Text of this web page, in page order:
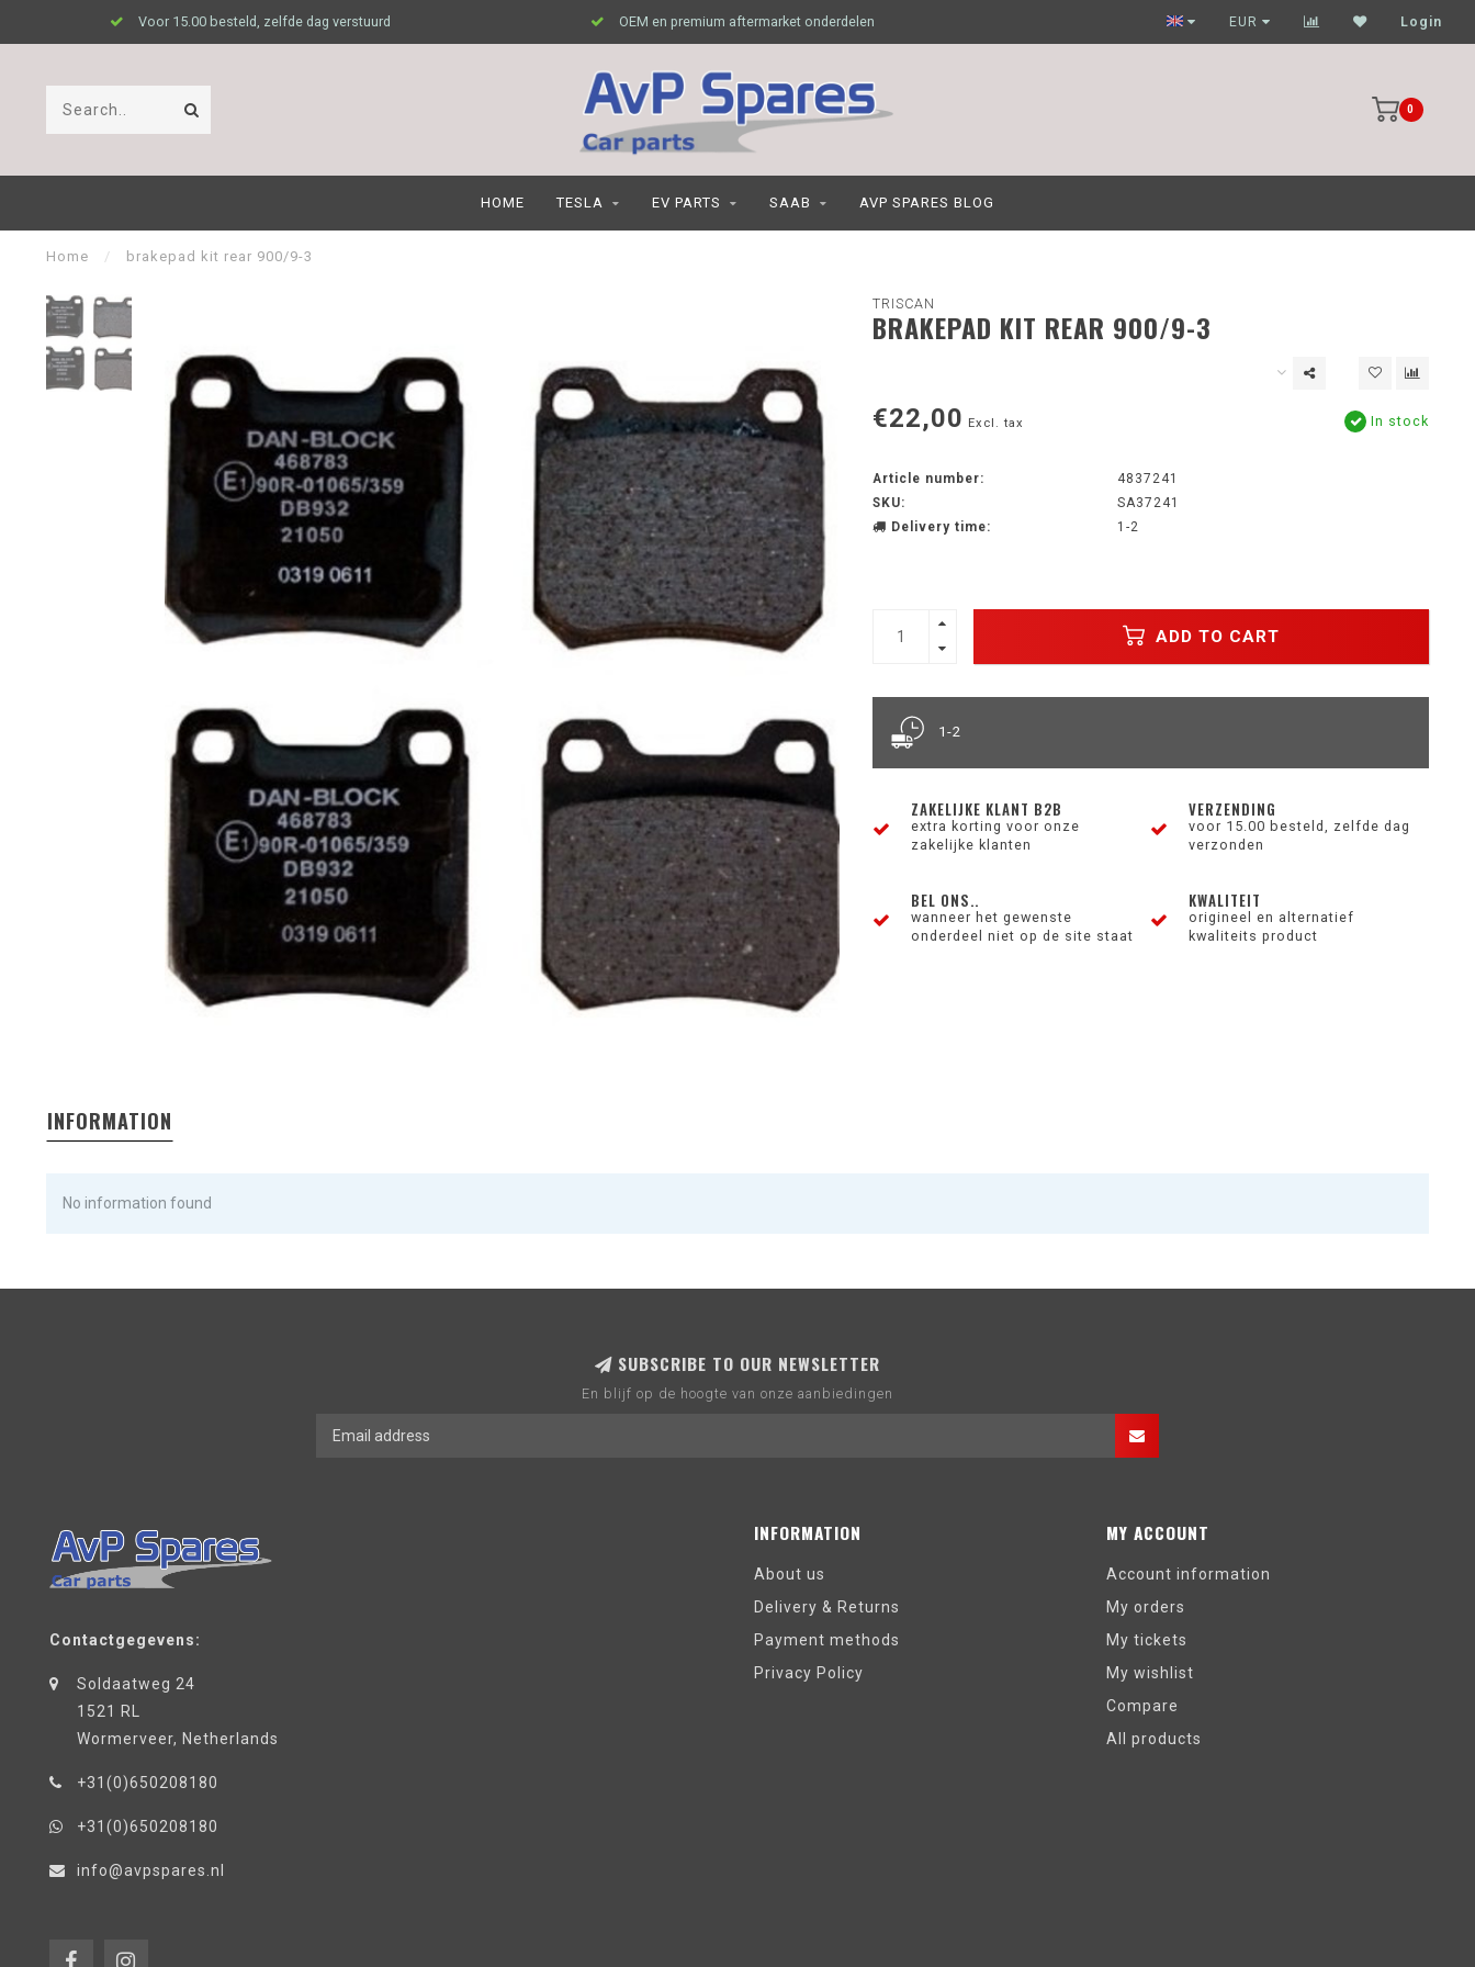
Voor 15.00 besteld, zelfde dag verstuurd OEM en premium aftermarket onderdelen Garagehouders nog scherpere prijzen
EUR Login
0
HOME TESLA EV PARTS SAAB AVP SPARES BLOG
Home / brakepad kit rear 900/9-3
TRISCAN
BRAKEPAD KIT REAR 900/9-3
€22,00 Excl. tax In stock
Article number:
4837241
SKU:
SA37241
Delivery time:
1-2
ADD TO CART
1-2
ZAKELIJKE KLANT B2B
extra korting voor onze
zakelijke klanten
VERZENDING
voor 15.00 besteld, zelfde dag
verzonden
BEL ONS..
wanneer het gewenste
onderdeel niet op de site staat
KWALITEIT
origineel en alternatief
kwaliteits product
INFORMATION
No information found
SUBSCRIBE TO OUR NEWSLETTER
En blijf op de hoogte van onze aanbiedingen
Contactgegevens:
Soldaatweg 24
1521 RL
Wormerveer, Netherlands
+31(0)650208180
+31(0)650208180
info@avpspares.nl
INFORMATION
About us
Delivery & Returns
Payment methods
Privacy Policy
MY ACCOUNT
Account information
My orders
My tickets
My wishlist
Compare
All products